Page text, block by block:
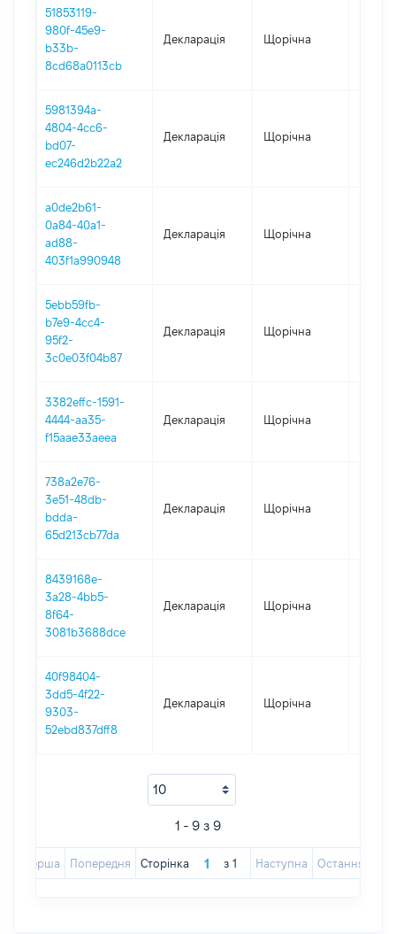
51853119-
980f-45e9-
b33b-
8cd68a0113cb
Декларація Щорічна
5981394a-
4804-4cc6-
bd07-
ec246d2b22a2
Декларація Щорічна
a0de2b61-
0a84-40a1-
ad88-
403f1a990948
Декларація Щорічна
5ebb59fb-
b7e9-4cc4-
95f2-
3c0e03f04b87
Декларація Щорічна
3382effc-1591-
4444-aa35-
f15aae33aeea
Декларація Щорічна
738a2e76-
3e51-48db-
bdda-
65d213cb77da
Декларація Щорічна
8439168e-
3a28-4bb5-
8f64-
3081b3688dce
Декларація Щорічна
40f98404-
3dd5-4f22-
9303-
52ebd837dff8
Декларація Щорічна
1 - 9 з 9
Перша Попередня Сторінка з 1 Наступна Остання